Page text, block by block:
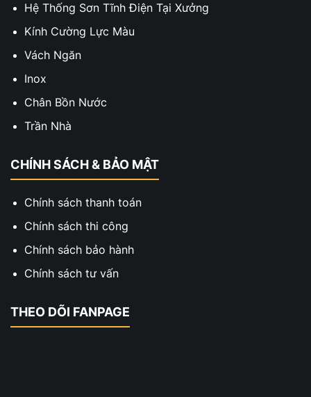
Hệ Thống Sơn Tĩnh Điện Tại Xưởng
Kính Cường Lực Màu
Vách Ngăn
Inox
Chân Bồn Nước
Trần Nhà
CHÍNH SÁCH & BẢO MẬT
Chính sách thanh toán
Chính sách thi công
Chính sách bảo hành
Chính sách tư vấn
THEO DÕI FANPAGE